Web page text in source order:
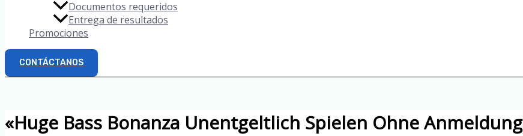
Documentos requeridos
Entrega de resultados
Promociones
CONTÁCTANOS
«Huge Bass Bonanza Unentgeltlich Spielen Ohne Anmeldung